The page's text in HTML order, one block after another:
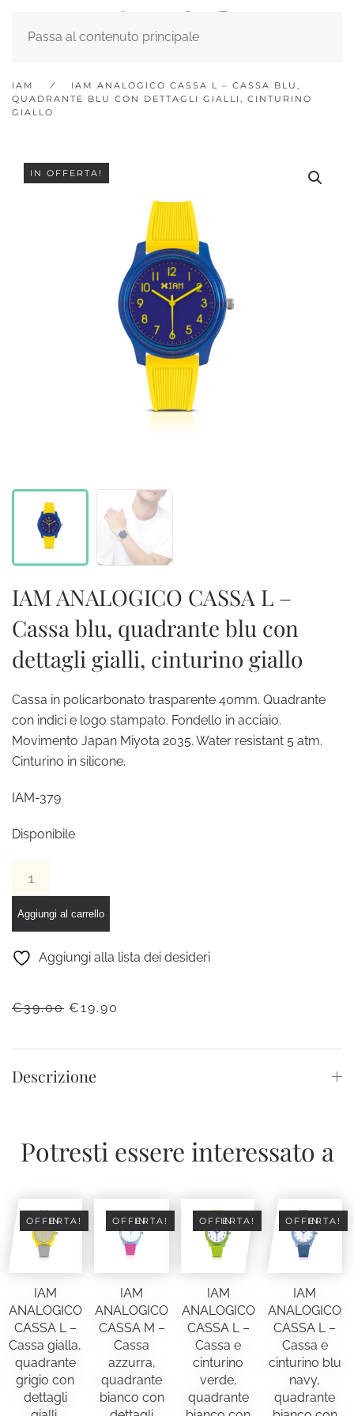
Passa al contenuto principale
IAM
IAM ANALOGICO CASSA L – CASSA BLU,
QUADRANTE BLU CON DETTAGLI GIALLI, CINTURINO
GIALLO
IN OFFERTA!
IAM ANALOGICO CASSA L –
Cassa blu, quadrante blu con
dettagli gialli, cinturino giallo
Cassa in policarbonato trasparente 40mm. Quadrante
con indici e logo stampato. Fondello in acciaio.
Movimento Japan Miyota 2035. Water resistant 5 atm.
Cinturino in silicone.
IAM-379
Disponibile
CASSA
L
–
quadrante
con
dettagli
quantità
Aggiungi al carrello
Aggiungi alla lista dei desideri
€39.00 IL
€39.00.
€19.90
Descrizione
Potresti essere interessato a
IN OFFERTA!
IAM
ANALOGICO
CASSA L –
Cassa gialla,
quadrante
grigio con
dettagli
IN OFFERTA!
IAM
ANALOGICO
CASSA M –
Cassa
azzurra,
quadrante
bianco con
IN OFFERTA!
IAM
ANALOGICO
CASSA L –
Cassa e
cinturino
verde,
quadrante
IN OFFERTA!
IAM
ANALOGICO
CASSA L –
Cassa e
cinturino blu
navy,
quadrante